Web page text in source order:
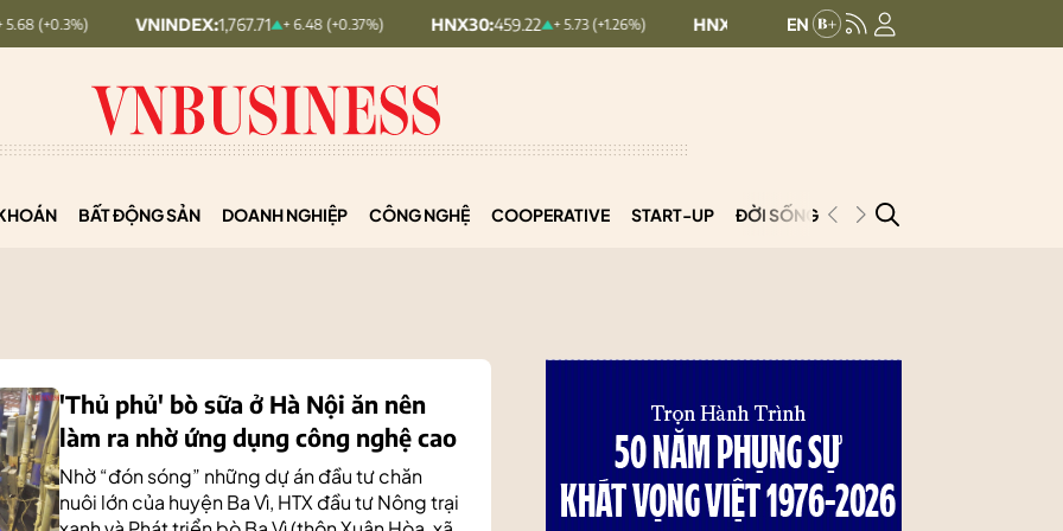
VNINDEX: 1,767.71 + 6.48 (+0.37%) HNX30: 459.22 + 5.73 (+1.26%) HNXINDEX: 292.69 0.5 (0.17%) UPCOMINDEX:
BẤT ĐỘNG SẢN DOANH NGHIỆP CÔNG NGHỆ COOPERATIVE START-UP ĐỜI SỐNG PODCAST
'Thủ phủ' bò sữa ở Hà Nội ăn nên
làm ra nhờ ứng dụng công nghệ cao
Nhờ “đón sóng” những dự án đầu tư chăn
nuôi lớn của huyện Ba Vì, HTX đầu tư Nông trại